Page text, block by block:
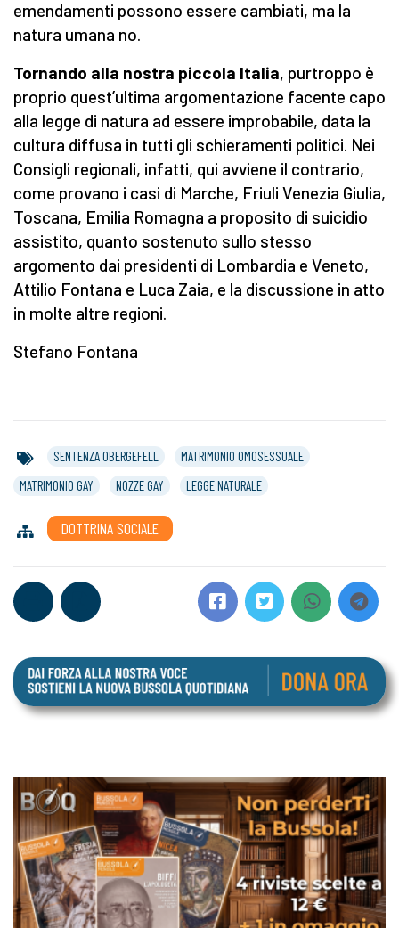
emendamenti possono essere cambiati, ma la
natura umana no.
Tornando alla nostra piccola Italia, purtroppo è
proprio quest’ultima argomentazione facente capo
alla legge di natura ad essere improbabile, data la
cultura diffusa in tutti gli schieramenti politici. Nei
Consigli regionali, infatti, qui avviene il contrario,
come provano i casi di Marche, Friuli Venezia Giulia,
Toscana, Emilia Romagna a proposito di suicidio
assistito, quanto sostenuto sullo stesso
argomento dai presidenti di Lombardia e Veneto,
Attilio Fontana e Luca Zaia, e la discussione in atto
in molte altre regioni.
Stefano Fontana
SENTENZA OBERGEFELL
MATRIMONIO OMOSESSUALE
MATRIMONIO GAY
NOZZE GAY LEGGE NATURALE
DOTTRINA SOCIALE